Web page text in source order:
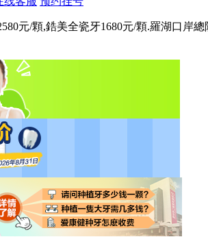
元/顆,鋯美全瓷牙1680元/顆.羅湖口